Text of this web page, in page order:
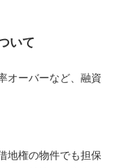
いて
オーバーなど、融資
地権の物件でも担保